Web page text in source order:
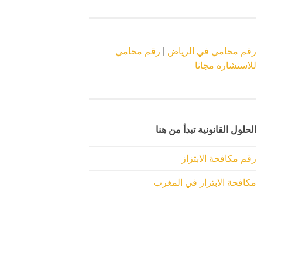
رقم محامي في الرياض
رقم محامي
للاستشارة مجانا
الحلول القانونية تبدأ من هنا
رقم مكافحة الابتزاز
مكافحة الابتزاز في المغرب